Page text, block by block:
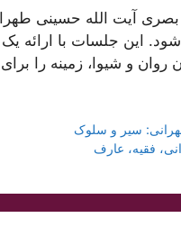
آیت الله حسینی
جلسات با ارائه یک
روان و شیوا، زمینه
سیر و سلوک
فقیه، عارف